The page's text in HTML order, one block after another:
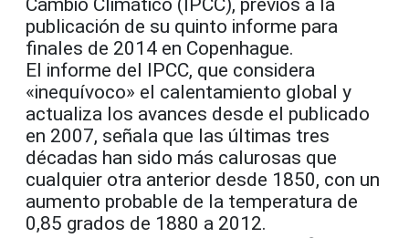
Cambio Climático (IPCC), previos a la
publicación de su quinto informe para
finales de 2014 en Copenhague.
El informe del IPCC, que considera
«inequívoco» el calentamiento global y
actualiza los avances desde el publicado
en 2007, señala que las últimas tres
décadas han sido más calurosas que
cualquier otra anterior desde 1850, con un
aumento probable de la temperatura de
0,85 grados de 1880 a 2012.